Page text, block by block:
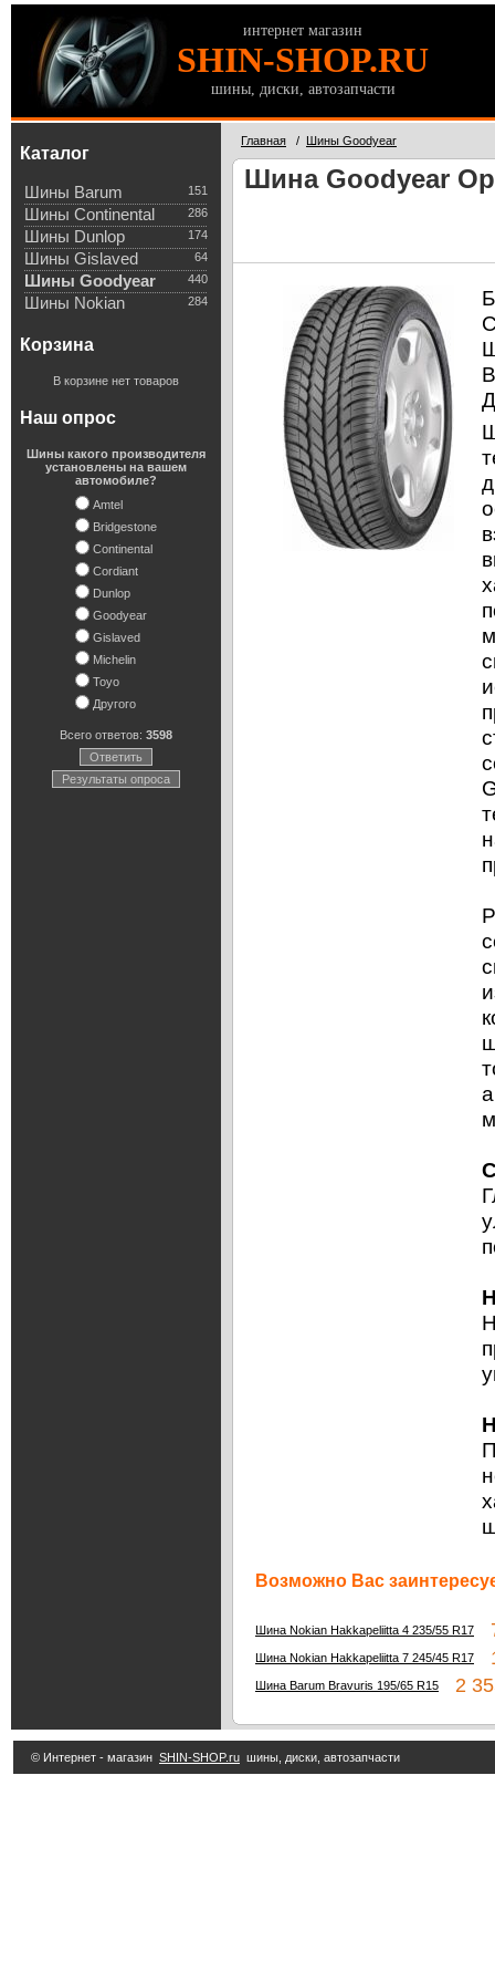
интернет магазин
SHIN-SHOP.RU
шины, диски, автозапчасти
Каталог
151
Шины Barum
286
Шины Continental
174
Шины Dunlop
64
Шины Gislaved
440
Шины Goodyear
284
Шины Nokian
Корзина
В корзине нет товаров
Наш опрос
Шины какого производителя
установлены на вашем
автомобиле?
Amtel
Bridgestone
Continental
Cordiant
Dunlop
Goodyear
Gislaved
Michelin
Toyo
Другого
Всего ответов: 3598
Ответить
Результаты опроса
Главная / Шины Goodyear
Шина Goodyear
Возможно Вас
Шина Nokian Hakkapeliitta 4 235/55 R17
Шина Nokian Hakkapeliitta 7 245/45 R17
Шина Barum Bravuris 195/65 R15 2
© Интернет - магазин SHIN-SHOP.ru шины, диски, автозапчасти